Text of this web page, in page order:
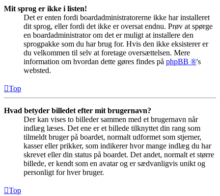
Mit sprog er ikke i listen!
Det er enten fordi boardadministratorerne ikke har installeret
dit sprog, eller fordi det ikke er oversat endnu. Prøv at spørge
en boardadministrator om det er muligt at installere den
sprogpakke som du har brug for. Hvis den ikke eksisterer er
du velkommen til selv at foretage oversættelsen. Mere
information om hvordan dette gøres findes på phpBB ®'s
websted.
Top
Hvad betyder billedet efter mit brugernavn?
Der kan vises to billeder sammen med et brugernavn når
indlæg læses. Det ene er et billede tilknyttet din rang som
tilmeldt bruger på boardet, normalt udformet som stjerner,
kasser eller prikker, som indikerer hvor mange indlæg du har
skrevet eller din status på boardet. Det andet, normalt et større
billede, er kendt som en avatar og er sædvanligvis unikt og
personligt for hver bruger.
Top